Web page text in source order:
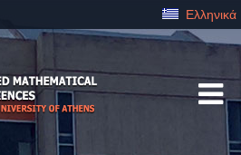
Ελληνικά